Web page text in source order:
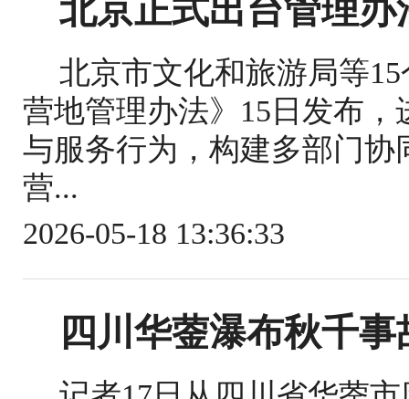
北京正式出台管理
北京市文化和旅游局等
营地管理办法》15日发布
与服务行为，构建多部门
营...
2026-05-18 13:36:33
四川华蓥瀑布秋千